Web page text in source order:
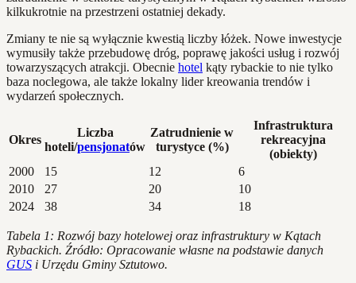
kilkukrotnie na przestrzeni ostatniej dekady.
Zmiany te nie są wyłącznie kwestią liczby łóżek. Nowe inwestycje
wymusiły także przebudowę dróg, poprawę jakości usług i rozwój
towarzyszących atrakcji. Obecnie hotel kąty rybackie to nie tylko
baza noclegowa, ale także lokalny lider kreowania trendów i
wydarzeń społecznych.
Okres
Liczba
hoteli/pensjonatów
Zatrudnienie w
turystyce (%)
Infrastruktura
rekreacyjna
(obiekty)
2000
15 12
6
2010
27 20
10
2024
38 34 18
Tabela 1: Rozwój bazy hotelowej oraz infrastruktury w Kątach
Rybackich. Źródło: Opracowanie własne na podstawie danych
GUS i Urzędu Gminy Sztutowo.